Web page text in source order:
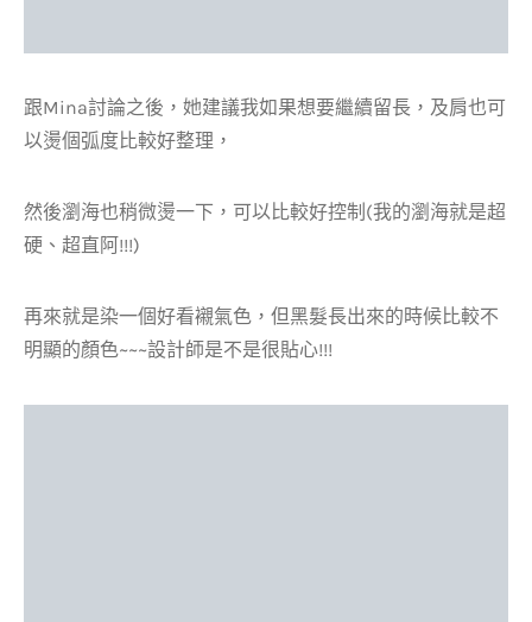
跟Mina討論之後，她建議我如果想要繼續留長，及肩也可
以燙個弧度比較好整理，
然後瀏海也稍微燙一下，可以比較好控制(我的瀏海就是超
硬、超直阿!!!)
再來就是染一個好看襯氣色，但黑髮長出來的時候比較不
明顯的顏色~~~設計師是不是很貼心!!!